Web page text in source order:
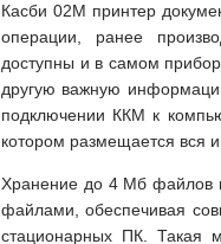
Касби 02М принтер
операции, ранее
доступны и в самом
другую важную
подключении ККМ к
котором размещается вся
Хранение до 4 Мб файлов в
файлами, обеспечивая
стационарных ПК. Такая